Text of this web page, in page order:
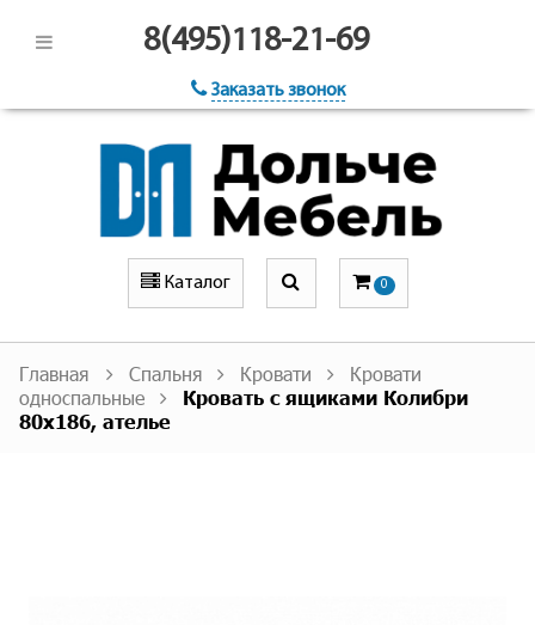
8(495)118-21-69
Заказать звонок
Каталог 0
Главная Спальня Кровати
Кровати
односпальные
Кровать с ящиками Колибри
80х186, ателье